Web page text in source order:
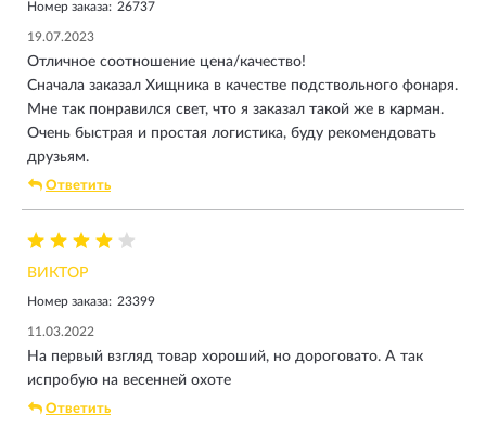
Номер заказа: 26737
19.07.2023
Отличное соотношение цена/качество!
Сначала заказал Хищника в качестве подствольного фонаря.
Мне так понравился свет, что я заказал такой же в карман.
Очень быстрая и простая логистика, буду рекомендовать
друзьям.
Ответить
ВИКТОР
Номер заказа: 23399
11.03.2022
На первый взгляд товар хороший, но дороговато. А так
испробую на весенней охоте
Ответить